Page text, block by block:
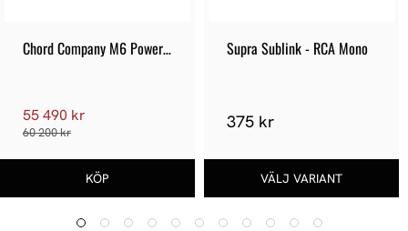
Chord Company M6 Power
55 490 kr
60 200 kr
Supra Sublink - RCA Mono
375 kr